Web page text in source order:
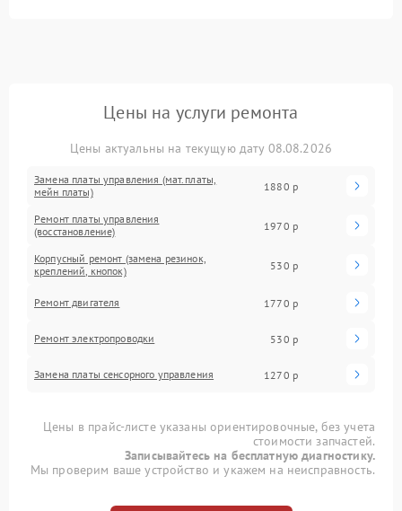
Цены на услуги ремонта
Цены актуальны на текущую дату 08.08.2026
Замена платы управления (мат.платы,
мейн платы)
1880 р
Ремонт платы управления
(восстановление)
1970 р
Корпусный ремонт (замена резинок,
креплений, кнопок)
530 р
Ремонт двигателя 1770 р
Ремонт электропроводки 530 р
Замена платы сенсорного управления 1270 р
Цены в прайс-листе указаны ориентировочные, без учета
стоимости запчастей.
Записывайтесь на бесплатную диагностику.
Мы проверим ваше устройство и укажем на неисправность.